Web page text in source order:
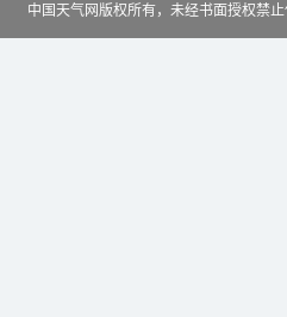
中国天气网版权所有，未经书面授权